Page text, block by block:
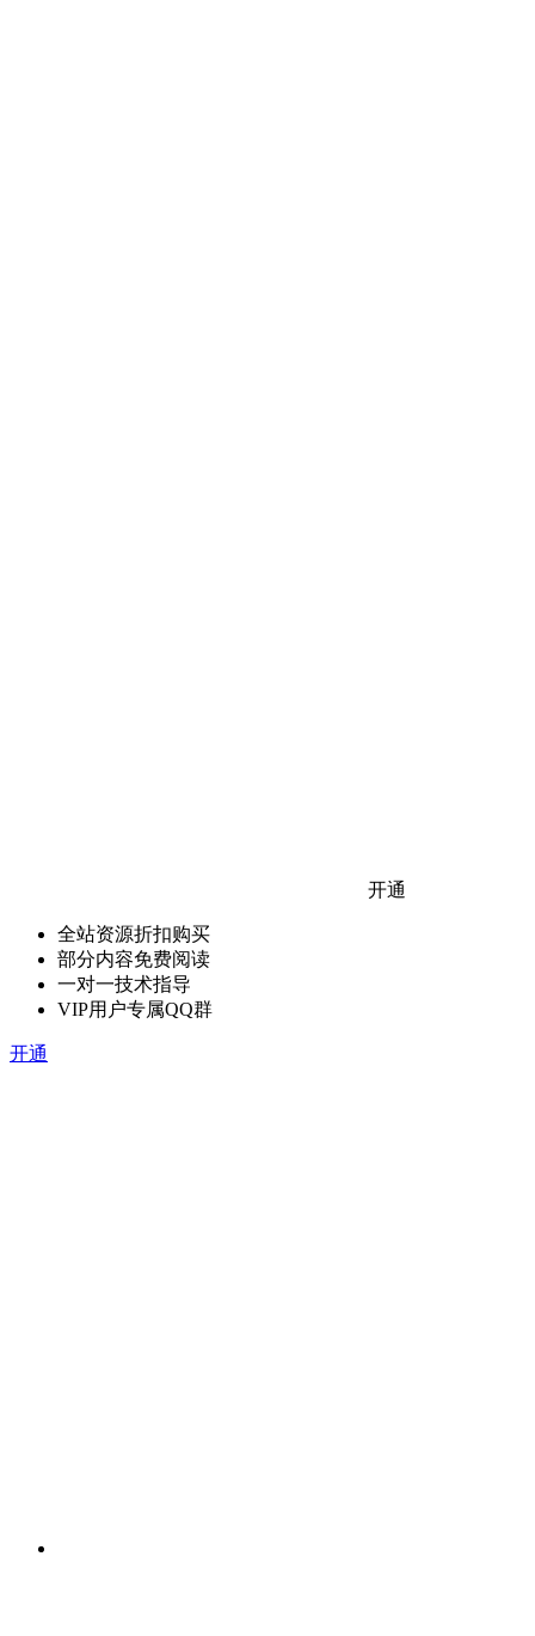
开通
全站资源折扣购买
部分内容免费阅读
一对一技术指导
VIP用户专属QQ群
开通